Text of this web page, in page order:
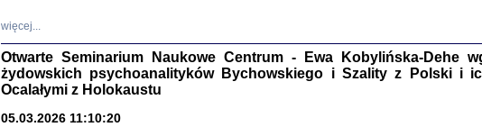
NIE WIEMY CO PRZYNIESIE NAM
Dziennik pisany w ukryciu
więcej...
Otwarte Seminarium Naukowe Centrum - Ewa Kobylińska-Dehe
żydowskich psychoanalityków Bychowskiego i Szality z Polski i
Ocalałymi z Holokaustu
05.03.2026 11:10:20